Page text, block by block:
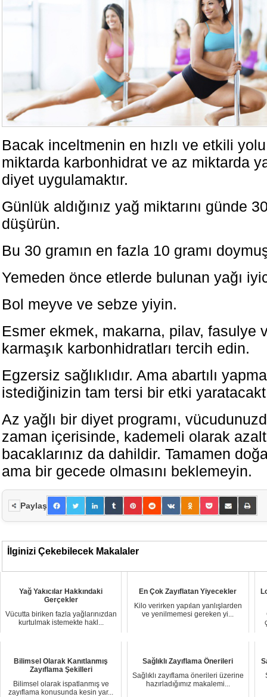
Bacak inceltmenin en hızlı ve etkili
miktarda karbonhidrat ve az miktarda
diyet uygulamaktır.
Günlük aldığınız yağ miktarını günde
düşürün.
Bu 30 gramın en fazla 10 gramı
Yemeden önce etlerde bulunan yağı
Bol meyve ve sebze yiyin.
Esmer ekmek, makarna, pilav, fasulye
karmaşık karbonhidratları tercih edin.
Egzersiz sağlıklıdır. Ama abartılı
istediğinizin tam tersi bir etki
Az yağlı bir diyet programı,
zaman içerisinde, kademeli olarak
bacaklarınız da dahildir. Tamamen
ama bir gecede olmasını beklemeyin.
Paylaş
İlginizi Çekebilecek Makalaler
Yağ Yakıcılar Hakkındaki
Gerçekler
Vücutta biriken fazla yağlarınızdan
kurtulmak istemekte hakl...
En Çok Zayıflatan Yiyecekler
Kilo verirken yapılan yanlışlarden
ve yenilmemesi gereken yi...
Bilimsel Olarak Kanıtlanmış
Zayıflama Şekilleri
Bilimsel olarak ispatlanmış ve
zayıflama konusunda kesin yar...
Sağlıklı Zayıflama Önerileri
Sağlıklı zayıflama önerileri üzerine
hazırladığımız makalemi...